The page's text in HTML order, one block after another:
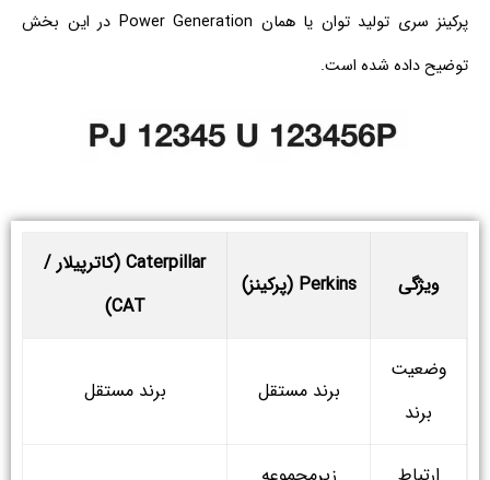
پرکینز سری تولید توان یا همان Power Generation در این بخش
توضیح داده شده است.
ویژگی Perkins (پرکینز)
Caterpillar (کاترپیلار /
CAT)
وضعیت
برند
برند مستقل برند مستقل